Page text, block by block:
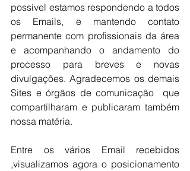
possível estamos respondendo a todos
os Emails, e mantendo contato
permanente com profissionais da área
e acompanhando o andamento do
processo para breves e novas
divulgações. Agradecemos os demais
Sites e órgãos de comunicação  que
compartilharam e publicaram também
nossa matéria.
Entre os vários Email recebidos
,visualizamos agora o posicionamento